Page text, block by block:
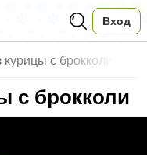
Вход
с брокколи
с брокколи